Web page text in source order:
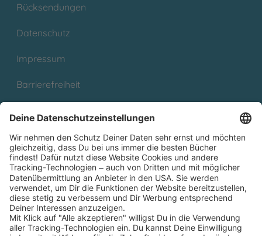
Rücksendungen
Datenschutz
Impressum
Barrierefreiheit
Partnerprogramm (Affiliate)
Folge uns auf